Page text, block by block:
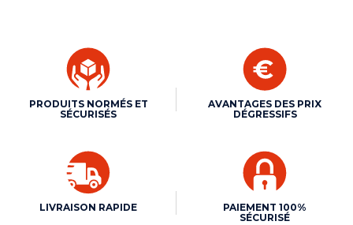
PRODUITS NORMÉS ET
SÉCURISÉS
AVANTAGES DES PRIX
DÉGRESSIFS
LIVRAISON RAPIDE
PAIEMENT 100%
SÉCURISÉ